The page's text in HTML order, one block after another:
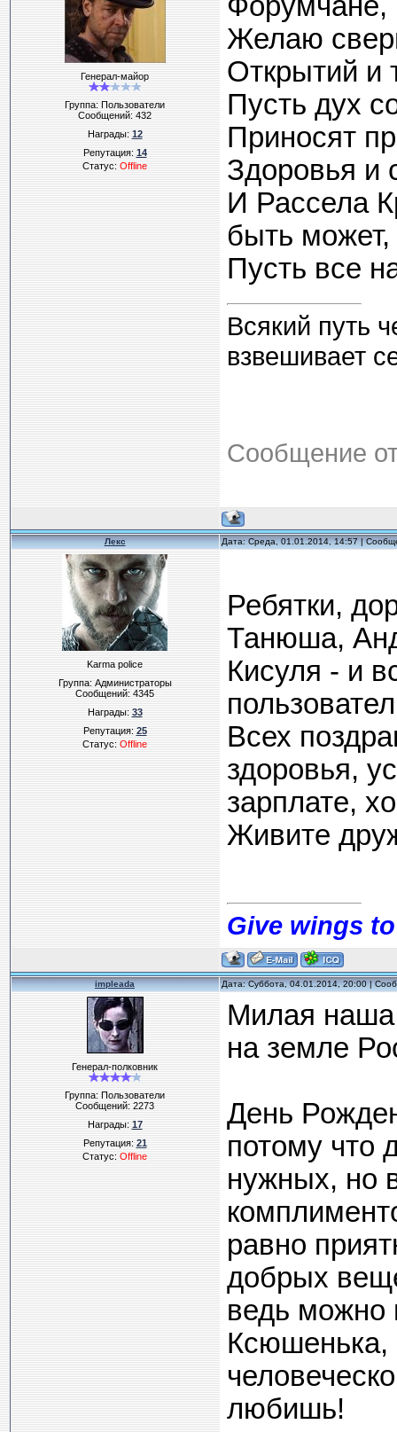
Генерал-майор
Группа: Пользователи
Сообщений:432
Награды:12
Репутация:14
Статус:Offline
Желаю
Открытий и
Пусть дух
Приносят
Здоровья и
И Рассела
быть
Пусть все
Всякий путь
взвешивает
Сообщение
Лекс Дата: Среда, 01.01.2014, 14:57 |
Karma police
Группа: Администраторы
Сообщений:4345
Награды:33
Репутация:25
Статус:Offline
Ребятки,
Танюша,
Кисуля - и
Всех
здоровья,
зарплате,
Живите
Give wings
impleada Дата: Суббота, 04.01.2014, 20:00 |
Генерал-полковник
Группа: Пользователи
Сообщений:2273
Награды:17
Репутация:21
Статус:Offline
Милая наша
на земле
День
потому что
нужных, но
равно
добрых
ведь можно
Ксюшенька,
любишь!